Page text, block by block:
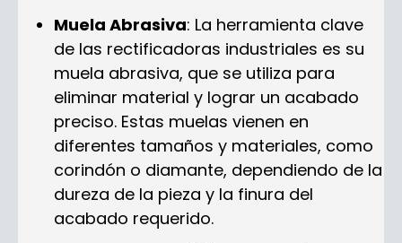
Muela Abrasiva: La herramienta clave
de las rectificadoras industriales es su
muela abrasiva, que se utiliza para
eliminar material y lograr un acabado
preciso. Estas muelas vienen en
diferentes tamaños y materiales, como
corindón o diamante, dependiendo de la
dureza de la pieza y la finura del
acabado requerido.